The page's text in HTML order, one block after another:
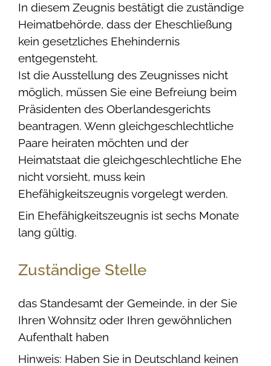
In diesem Zeugnis bestätigt die zuständige
Heimatbehörde, dass der Eheschließung
kein gesetzliches Ehehindernis
entgegensteht.
Ist die Ausstellung des Zeugnisses nicht
möglich, müssen Sie eine Befreiung beim
Präsidenten des Oberlandesgerichts
beantragen. Wenn gleichgeschlechtliche
Paare heiraten möchten und der
Heimatstaat die gleichgeschlechtliche Ehe
nicht vorsieht, muss kein
Ehefähigkeitszeugnis vorgelegt werden.
Ein Ehefähigkeitszeugnis ist sechs Monate
lang gültig.
Zuständige Stelle
das Standesamt der Gemeinde, in der Sie
Ihren Wohnsitz oder Ihren gewöhnlichen
Aufenthalt haben
Hinweis: Haben Sie in Deutschland keinen